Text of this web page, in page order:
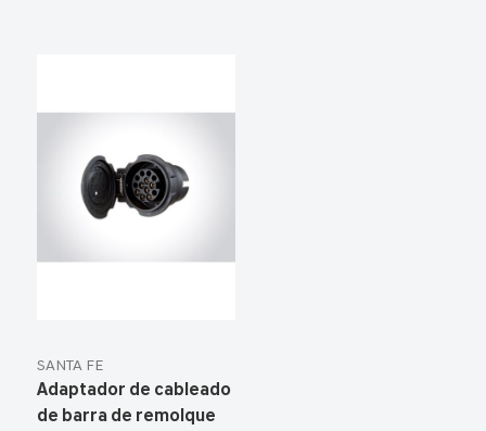
SANTA FE
Adaptador de cableado
de barra de remolque